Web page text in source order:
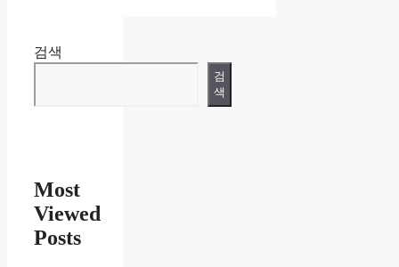
검색
검
색
Most
Viewed
Posts